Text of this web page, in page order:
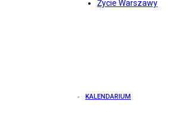
Życie Warszawy
KALENDARIUM